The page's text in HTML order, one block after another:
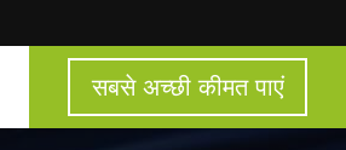
सबसे अच्छी कीमत पाएं